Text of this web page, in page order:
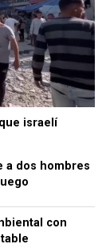
israelí
a dos hombres
con